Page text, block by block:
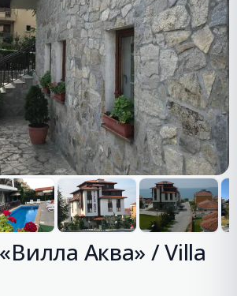
Аква» / Villa